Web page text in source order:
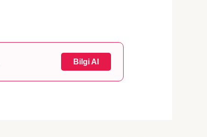
Bilgi Al